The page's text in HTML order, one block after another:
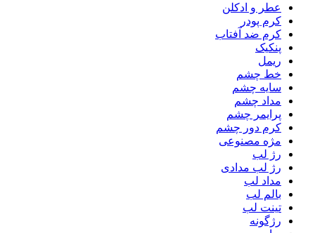
عطر و ادکلن
کرم پودر
کرم ضد آفتاب
پنکیک
ریمل
خط چشم
سایه چشم
مداد چشم
پرایمر چشم
کرم دور چشم
مژه مصنوعی
رژ لب
رژ لب مدادی
مداد لب
بالم لب
تینت لب
رژگونه